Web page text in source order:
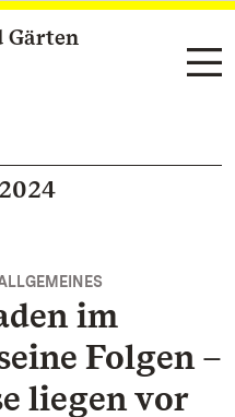
Gärten
im
Folgen –
liegen vor